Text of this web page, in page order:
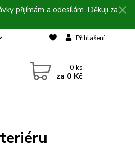
přijímám a odesílám. Děkuji za
Přihlášení
0ks
za 0 Kč